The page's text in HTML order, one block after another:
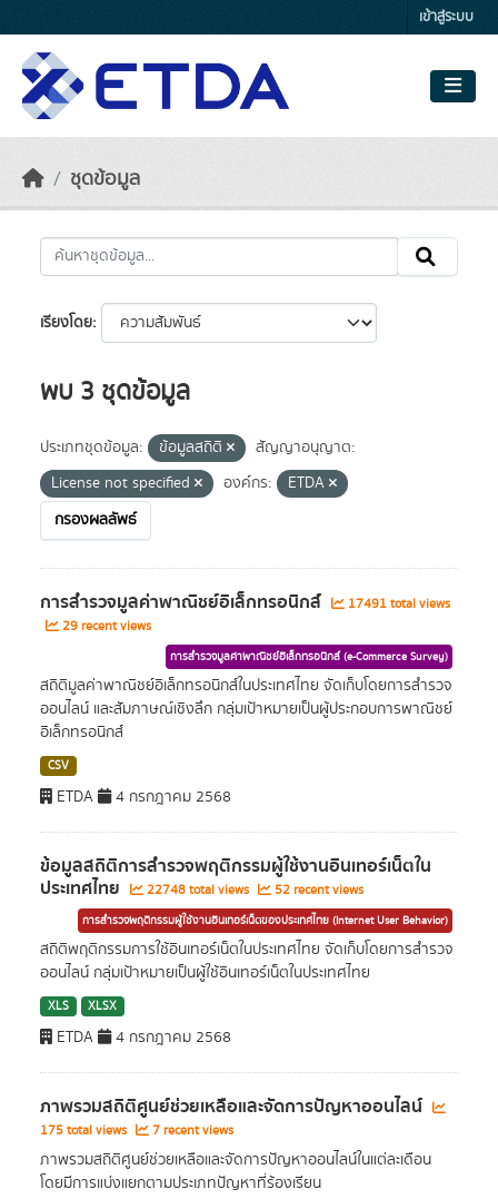
เข้าสู่ระบบ
ชุดข้อมูล
เรียงโดย
พบ 3 ชุดข้อมูล
ประเภทชุดข้อมูล: ข้อมูลสถิติ
สัญญาอนุญาต:
License not specified
องค์กร:
ETDA
กรองผลลัพธ์
การสำรวจมูลค่าพาณิชย์อิเล็กทรอนิกส์
17491 total views
29 recent views
การสำรวจมูลค่าพาณิชย์อิเล็กทรอนิกส์ (e-Commerce Survey)
สถิติมูลค่าพาณิชย์อิเล็กทรอนิกส์ในประเทศไทย จัดเก็บโดยการสำรวจ
ออนไลน์ และสัมภาษณ์เชิงลึก กลุ่มเป้าหมายเป็นผู้ประกอบการพาณิชย์
อิเล็กทรอนิกส์
CSV
ETDA 4 กรกฎาคม 2568
ข้อมูลสถิติการสำรวจพฤติกรรมผู้ใช้งานอินเทอร์เน็ตใน
ประเทศไทย 22748 total views 52 recent views
การสำรวจพฤติกรรมผู้ใช้งานอินเทอร์เน็ตของประเทศไทย (Internet User Behavior)
สถิติพฤติกรรมการใช้อินเทอร์เน็ตในประเทศไทย จัดเก็บโดยการสำรวจ
ออนไลน์ กลุ่มเป้าหมายเป็นผู้ใช้อินเทอร์เน็ตในประเทศไทย
XLS XLSX
ETDA 4 กรกฎาคม 2568
ภาพรวมสถิติศูนย์ช่วยเหลือและจัดการปัญหาออนไลน์
175 total views 7 recent views
ภาพรวมสถิติศูนย์ช่วยเหลือและจัดการปัญหาออนไลน์ในแต่ละเดือน
โดยมีการแบ่งแยกตามประเภทปัญหาที่ร้องเรียน